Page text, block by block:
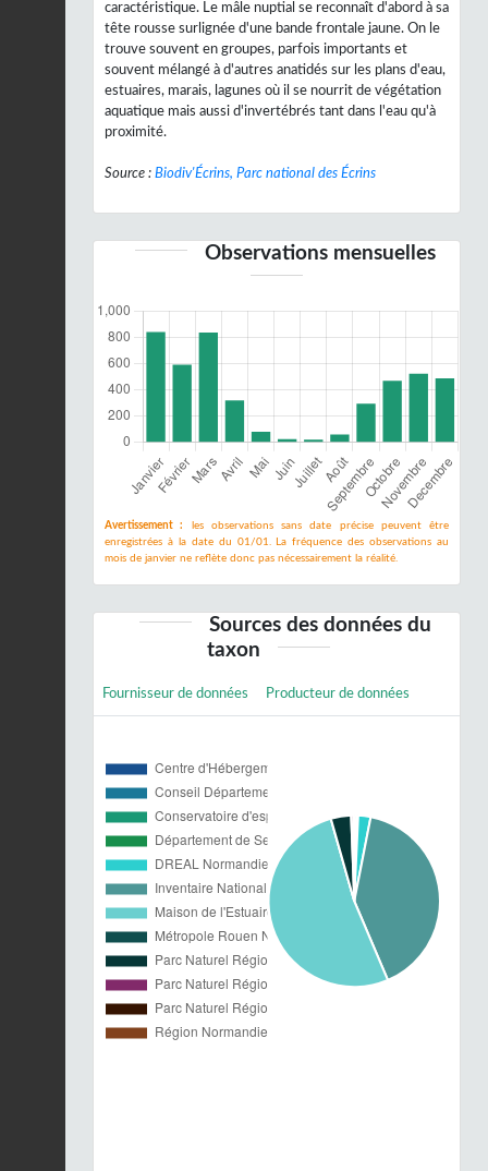
caractéristique. Le mâle nuptial se reconnaît d'abord à sa
tête rousse surlignée d'une bande frontale jaune. On le
trouve souvent en groupes, parfois importants et
souvent mélangé à d'autres anatidés sur les plans d'eau,
estuaires, marais, lagunes où il se nourrit de végétation
aquatique mais aussi d'invertébrés tant dans l'eau qu'à
proximité.
Source : Biodiv'Écrins, Parc national des Écrins
Observations mensuelles
Avertissement :
les observations sans date précise peuvent être
enregistrées à la date du 01/01. La fréquence des observations au
mois de janvier ne reflète donc pas nécessairement la réalité.
Sources des données du
taxon
Fournisseur de données Producteur de données